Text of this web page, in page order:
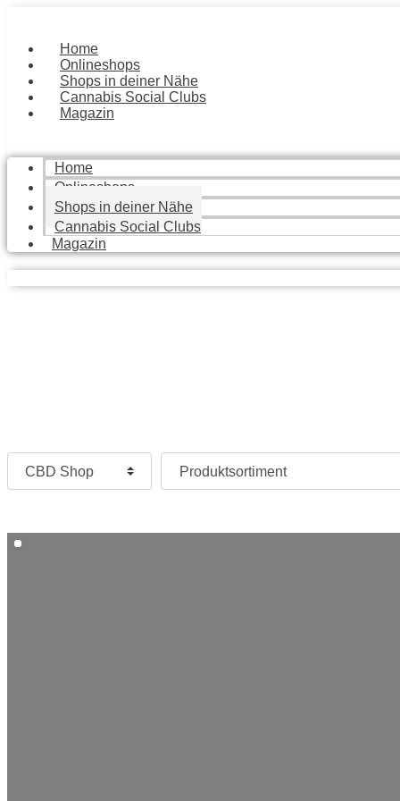
springenHome
Onlineshops
Shops in deiner Nähe
Cannabis Social Clubs
Magazin
Home
Onlineshops
Shops in deiner Nähe
Cannabis Social Clubs
Magazin
Kategorie